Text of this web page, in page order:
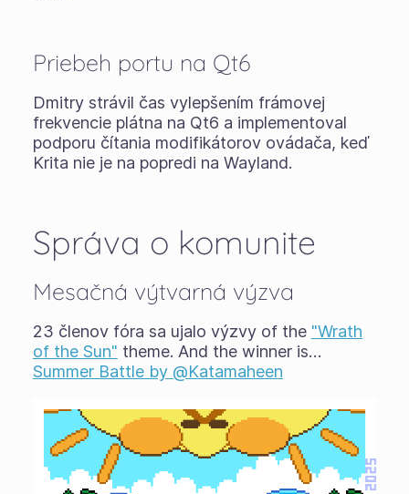
Priebeh portu na Qt6
Dmitry strávil čas vylepšením frámovej
frekvencie plátna na Qt6 a implementoval
podporu čítania modifikátorov ovádača, keď
Krita nie je na popredi na Wayland.
Správa o komunite
Mesačná výtvarná výzva
23 členov fóra sa ujalo výzvy of the "Wrath
of the Sun" theme. And the winner is…
Summer Battle by @Katamaheen